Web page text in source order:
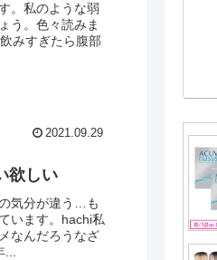
。私のような弱
う。色々読みま
みすぎたら腹部
2021.09.29
欲しい
気分が違う…も
います。hachi私
なんだろうなざ